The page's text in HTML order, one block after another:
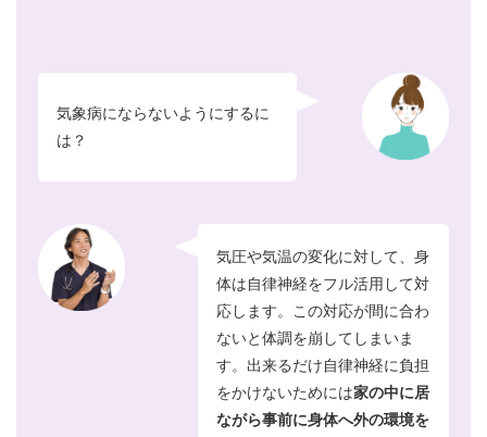
気象病にならないようにするに
は？
気圧や気温の変化に対して、身
体は自律神経をフル活用して対
応します。この対応が間に合わ
ないと体調を崩してしまいま
す。出来るだけ自律神経に負担
をかけないためには家の中に居
ながら事前に身体へ外の環境を